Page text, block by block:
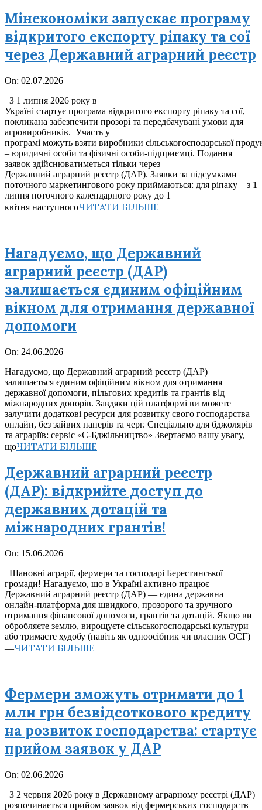
Мінекономіки запускає програму
відкритого експорту ріпаку та сої
через Державний аграрний реєстр
2026-
02
On: 02.07.2026
З 1 липня 2026 року в
Україні стартує програма відкритого експорту ріпаку та сої,
покликана забезпечити прозорі та передбачувані умови для
агровиробників. Участь у
програмі можуть взяти виробники сільськогосподарської
– юридичні особи та фізичні особи-підприємці. Подання
заявок здійснюватиметься тільки через
Державний аграрний реєстр (ДАР). Заявки за підсумками
поточного маркетингового року приймаються: для ріпаку – з 1
липня поточного календарного року до 1
квітня наступногоЧИТАТИ БІЛЬШЕ
Нагадуємо, що Державний
аграрний реєстр (ДАР)
залишається єдиним офіційним
вікном для отримання державної
допомоги
2026-
24
On: 24.06.2026
Нагадуємо, що Державний аграрний реєстр (ДАР)
залишається єдиним офіційним вікном для отримання
державної допомоги, пільгових кредитів та грантів від
міжнародних донорів. Завдяки цій платформі ви можете
залучити додаткові ресурси для розвитку свого господарства
онлайн, без зайвих паперів та черг. Спеціально для бджолярів
та аграріїв: сервіс «Є-Бджільництво» Звертаємо вашу увагу,
щоЧИТАТИ БІЛЬШЕ
Державний аграрний реєстр
(ДАР): відкрийте доступ до
державних дотацій та
міжнародних грантів!
2026-
15
On: 15.06.2026
Шановні аграрії, фермери та господарі Берестинської
громади! Нагадуємо, що в Україні активно працює
Державний аграрний реєстр (ДАР) — єдина державна
онлайн-платформа для швидкого, прозорого та зручного
отримання фінансової допомоги, грантів та дотацій. Якщо ви
обробляєте землю, вирощуєте сільськогосподарські культури
або тримаєте худобу (навіть як одноосібник чи власник ОСГ)
—ЧИТАТИ БІЛЬШЕ
Фермери зможуть отримати до 1
млн грн безвідсоткового кредиту
на розвиток господарства: стартує
прийом заявок у ДАР
2026-
02
On: 02.06.2026
З 2 червня 2026 року в Державному аграрному реєстрі (ДАР)
розпочинається прийом заявок від фермерських господарств